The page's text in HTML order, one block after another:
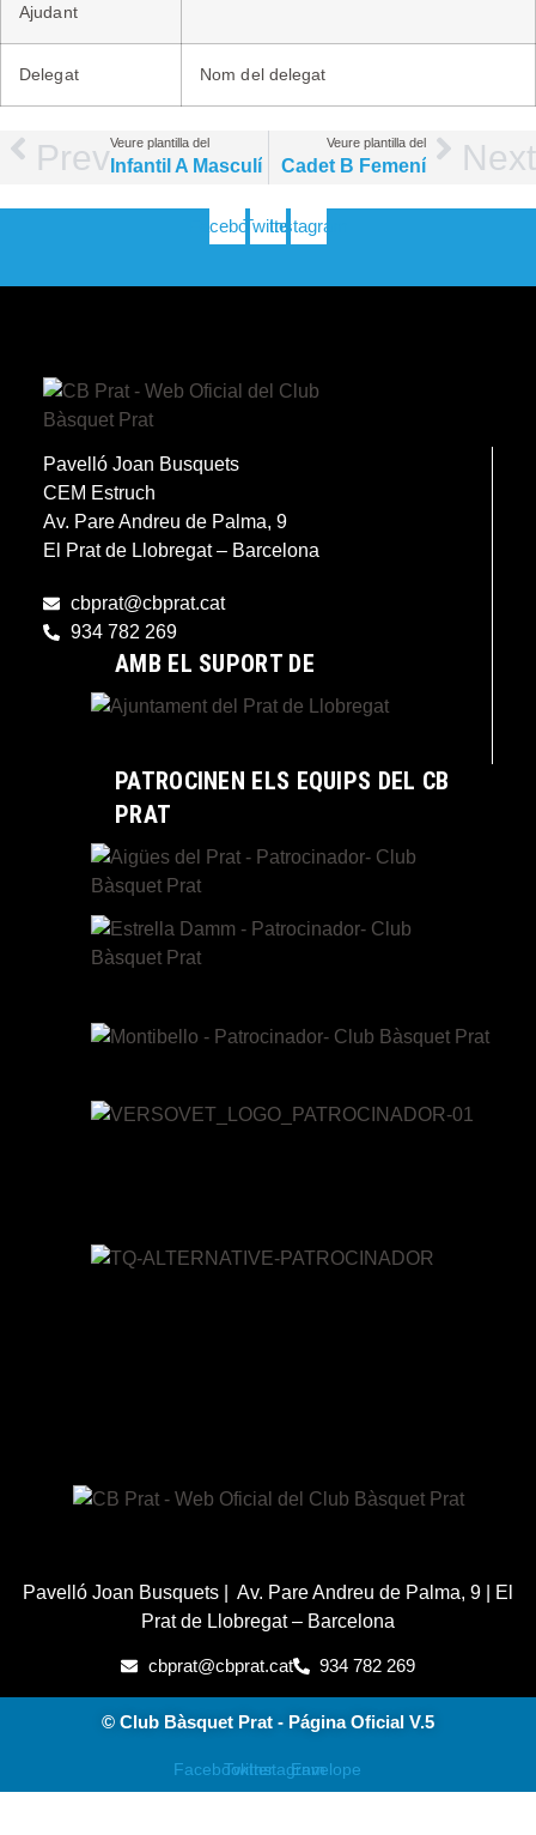
Ajudant
Delegat Nom del delegat
PrevVeure plantilla del
Infantil A Masculí
Veure plantilla del
Cadet B Femení Next
FacebookTwitterInstagram
Pavelló Joan Busquets
CEM Estruch
Av. Pare Andreu de Palma, 9
El Prat de Llobregat – Barcelona
cbprat@cbprat.cat
934 782 269
AMB EL SUPORT DE
PATROCINEN ELS EQUIPS DEL CB
PRAT
Pavelló Joan Busquets | Av. Pare Andreu de Palma, 9 | El
Prat de Llobregat – Barcelona
cbprat@cbprat.cat 934 782 269
© Club Bàsquet Prat - Página Oficial V.5
FacebookTwitterInstagramEnvelope